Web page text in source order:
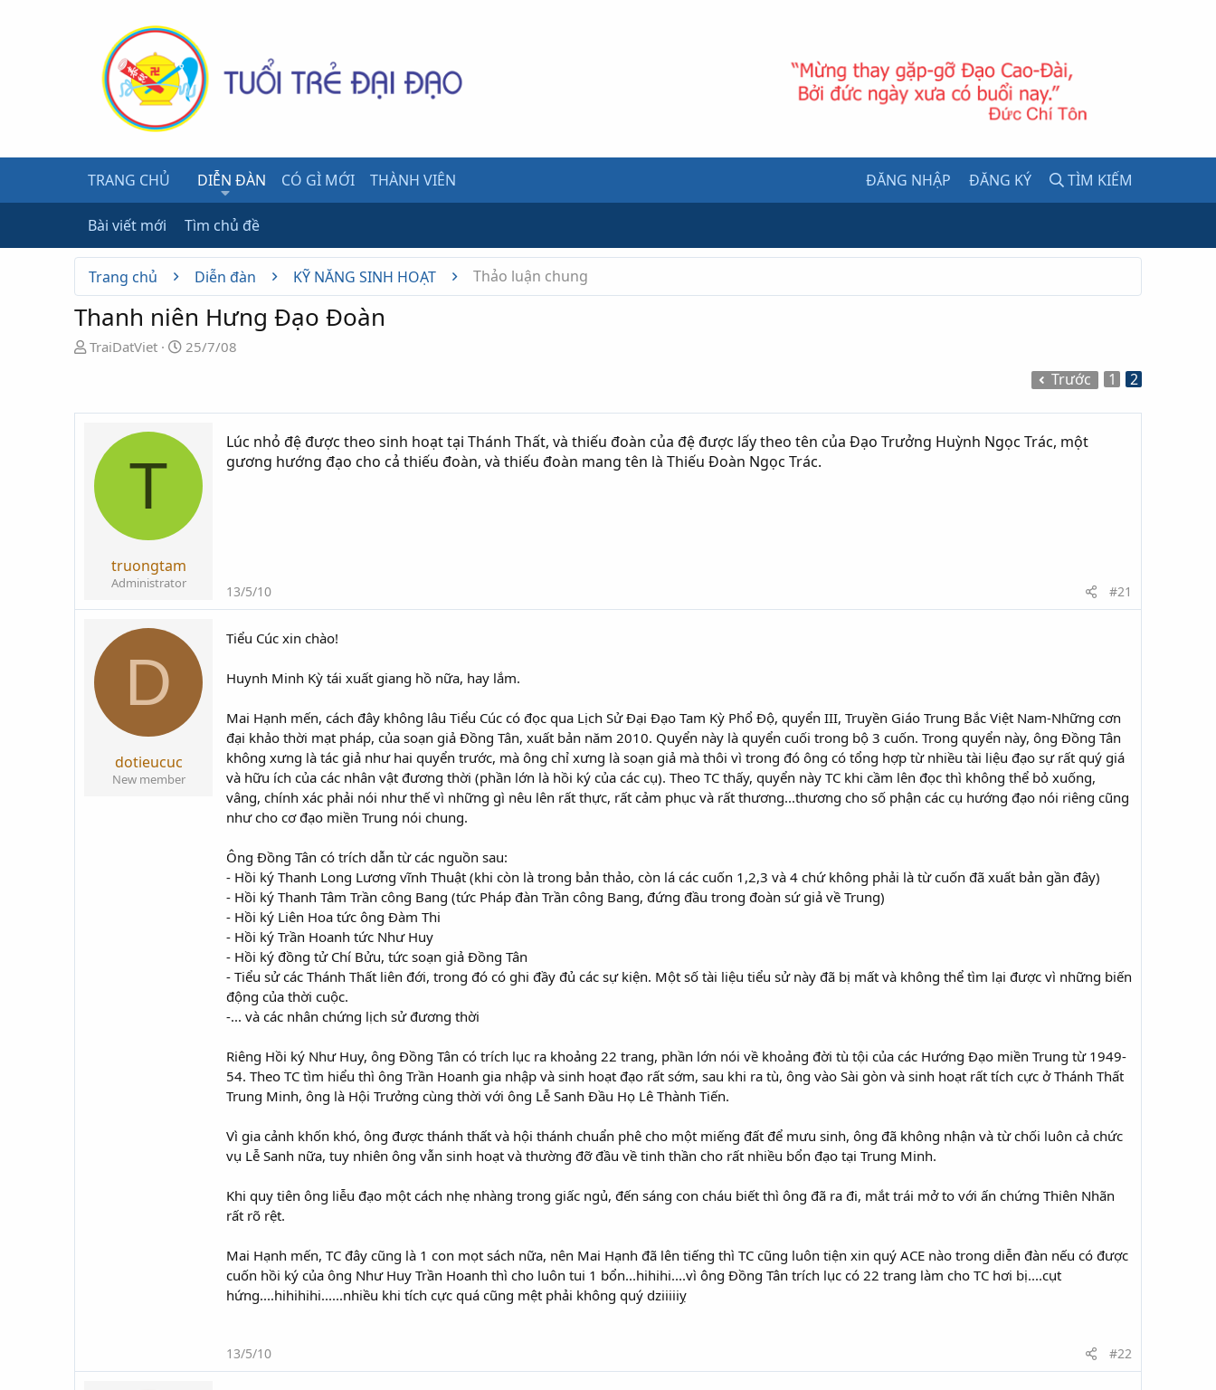
TRANG CHỦ DIỄN ĐÀN CÓ GÌ MỚI THÀNH VIÊN ĐĂNG NHẬP ĐĂNG KÝ TÌM KIẾM
Bài viết mới Tìm chủ đề
Trang chủ Diễn đàn KỸ NĂNG SINH HOẠT Thảo luận chung
Thanh niên Hưng Đạo Đoàn
N
ở
TraiDatViet
N
ử
25/7/08
Trước 1 2
T
truongtam
Administrator
Lúc nhỏ đệ được theo sinh hoạt tại Thánh Thất, và thiếu đoàn của đệ được lấy theo tên của Đạo Trưởng Huỳnh Ngọc Trác, một
gương hướng đạo cho cả thiếu đoàn, và thiếu đoàn mang tên là Thiếu Đoàn Ngọc Trác.
13/5/10 #21
D
dotieucuc
New member
Tiểu Cúc xin chào!
Huynh Minh Kỳ tái xuất giang hồ nữa, hay lắm.
Mai Hạnh mến, cách đây không lâu Tiểu Cúc có đọc qua Lịch Sử Đại Đạo Tam Kỳ Phổ Độ, quyển III, Truyền Giáo Trung Bắc Việt Nam-Những cơn
đại khảo thời mạt pháp, của soạn giả Đồng Tân, xuất bản năm 2010. Quyển này là quyển cuối trong bộ 3 cuốn. Trong quyển này, ông Đồng Tân
không xưng là tác giả như hai quyển trước, mà ông chỉ xưng là soạn giả mà thôi vì trong đó ông có tổng hợp từ nhiều tài liệu đạo sự rất quý giá
và hữu ích của các nhân vật đương thời (phần lớn là hồi ký của các cụ). Theo TC thấy, quyển này TC khi cầm lên đọc thì không thể bỏ xuống,
vâng, chính xác phải nói như thế vì những gì nêu lên rất thực, rất cảm phục và rất thương...thương cho số phận các cụ hướng đạo nói riêng cũng
như cho cơ đạo miền Trung nói chung.
Ông Đồng Tân có trích dẫn từ các nguồn sau:
- Hồi ký Thanh Long Lương vĩnh Thuật (khi còn là trong bản thảo, còn lá các cuốn 1,2,3 và 4 chứ không phải là từ cuốn đã xuất bản gần đây)
- Hồi ký Thanh Tâm Trần công Bang (tức Pháp đàn Trần công Bang, đứng đầu trong đoàn sứ giả về Trung)
- Hồi ký Liên Hoa tức ông Đàm Thi
- Hồi ký Trần Hoanh tức Như Huy
- Hồi ký đồng tử Chí Bửu, tức soạn giả Đồng Tân
- Tiểu sử các Thánh Thất liên đới, trong đó có ghi đầy đủ các sự kiện. Một số tài liệu tiểu sử này đã bị mất và không thể tìm lại được vì những biến
động của thời cuộc.
-... và các nhân chứng lịch sử đương thời
Riêng Hồi ký Như Huy, ông Đồng Tân có trích lục ra khoảng 22 trang, phần lớn nói về khoảng đời tù tội của các Hướng Đạo miền Trung từ 1949-
54. Theo TC tìm hiểu thì ông Trần Hoanh gia nhập và sinh hoạt đạo rất sớm, sau khi ra tù, ông vào Sài gòn và sinh hoạt rất tích cực ở Thánh Thất
Trung Minh, ông là Hội Trưởng cùng thời với ông Lễ Sanh Đầu Họ Lê Thành Tiến.
Vì gia cảnh khốn khó, ông được thánh thất và hội thánh chuẩn phê cho một miếng đất để mưu sinh, ông đã không nhận và từ chối luôn cả chức
vụ Lễ Sanh nữa, tuy nhiên ông vẫn sinh hoạt và thường đỡ đầu về tinh thần cho rất nhiều bổn đạo tại Trung Minh.
Khi quy tiên ông liễu đạo một cách nhẹ nhàng trong giấc ngủ, đến sáng con cháu biết thì ông đã ra đi, mắt trái mở to với ấn chứng Thiên Nhãn
rất rõ rệt.
Mai Hạnh mến, TC đây cũng là 1 con mọt sách nữa, nên Mai Hạnh đã lên tiếng thì TC cũng luôn tiện xin quý ACE nào trong diễn đàn nếu có được
cuốn hồi ký của ông Như Huy Trần Hoanh thì cho luôn tui 1 bổn...hihihi....vì ông Đồng Tân trích lục có 22 trang làm cho TC hơi bị....cụt
hứng....hihihihi......nhiều khi tích cực quá cũng mệt phải không quý dziiiiiỵ
13/5/10 #22